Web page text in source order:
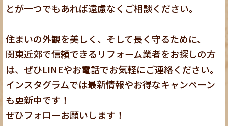
とが一つでもあれば遠慮なくご相談ください。
住まいの外観を美しく、そして長く守るために、
関東近郊で信頼できるリフォーム業者をお探しの方
は、ぜひLINEやお電話でお気軽にご連絡ください。
インスタグラムでは最新情報やお得なキャンペーン
も更新中です！
ぜひフォローお願いします！